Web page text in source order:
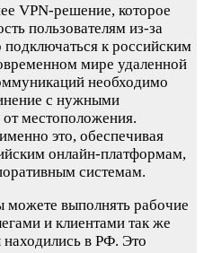
VPN-решение, которое
пользователям из-за
к российским
мире удаленной
необходимо
с нужными
местоположения.
это, обеспечивая
онлайн-платформам,
системам.
выполнять рабочие
и клиентами так же
в РФ. Это